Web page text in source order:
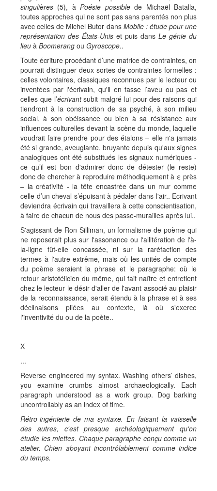
singulières (5), àPoésie possiblede Michaël Batalla,
toutes approches qui ne sont pas sans parentés non plus
avec celles de Michel Butor dans Mobile : étude pour une
représentation des États-Unis et puis dans Le génie du
lieu à Boomerang ou Gyroscope..
Toute écriture procédant d’une matrice de contraintes, on
pourrait distinguer deux sortes de contraintes formelles :
celles volontaires, classiques reconnues par le lecteur ou
inventées par l'écrivain, qu'il en fasse l’aveu ou pas et
celles que l’écrivantsubit malgré lui pour des raisons qui
tiendront à la construction de sa psyché, à son milieu
social, à son obéissance ou bien à sa résistance aux
influences culturelles devant la scène du monde, laquelle
voudrait faire prendre pour des étalons – elle n'a jamais
été si grande, aveuglante, bruyante depuis qu'aux signes
analogiques ont été substitués les signaux numériques -
ce qu’il est bon d'admirer donc de détester (le reste)
donc de chercher à reproduire méthodiquement à ε près
– la créativité - la tête encastrée dans un mur comme
celle d’un cheval s’épuisant à pédaler dans l'air.. Ecrivant
deviendra écrivain qui travaillera à cette conscientisation,
à faire de chacun de nous des passe-murailles après lui..
S'agissant de Ron Silliman, un formalisme de poème qui
ne reposerait plus sur l'assonance ou l'allitération de l'à-
la-ligne fût-elle concassée, ni sur la raréfaction des
termes à l'autre extrême, mais où les unités de compte
du poème seraient la phrase et le paragraphe: où le
retour aristotélicien du même, qui fait naître et entretient
chez le lecteur le désir d'aller de l'avant associé au plaisir
de la reconnaissance, serait étendu à la phrase et à ses
déclinaisons pliées au contexte, là où s'exerce
l'inventivité du ou de la poète..
X
...
Reverse engineered my syntax. Washing others’ dishes,
you examine crumbs almost archaeologically. Each
paragraph understood as a work group. Dog barking
uncontrollably as an index of time.
Rétro-ingénierie de ma syntaxe. En faisant la vaisselle
des autres, c'est presque archéologiquement qu'on
étudie les miettes. Chaque paragraphe conçu comme un
atelier. Chien aboyant incontrôlablement comme indice
du temps.